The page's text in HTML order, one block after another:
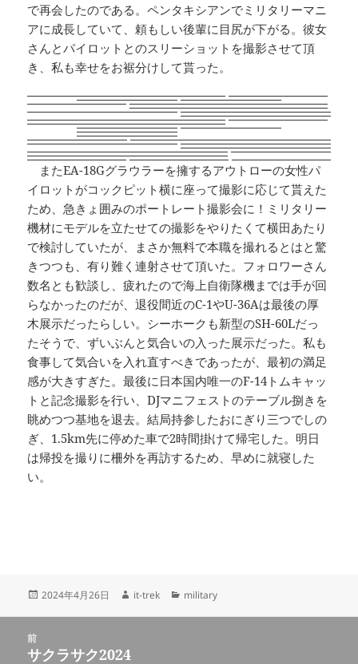
で再会したのである。ペンタキシアンでミリタリーマニ
アに成長していて、頼もしい後輩に目尻が下がる。彼女
さんとパイロットとのスリーショットを撮影させて頂
き、私も幸せをお裾分けして貰った。
またEA-18Gグラウラーを擁するアウトローの女性パ
イロットがコックピット横に座って撮影に応じて貰えた
ため、急きょ囲みのポートレート撮影会に！ミリタリー
機材にモデルを立たせての撮影をやりたくて横田あたり
で検討していたが、まさか無料で本職を撮れるとはと驚
きつつも、有り難く連射させて頂いた。フォロワーさん
数名とも歓談し、疲れたので海上自衛隊機までは手が回
らなかったのだが、退役間近のC-1やU-36Aは最後の厚
木展示だったらしい。シーホークも新型のSH-60Lだっ
たそうで、ずいぶんと気合いの入った展示だった。私も
食事して気合いを入れ直すべきであったが、最初の満足
感が大きすぎた。最後に日本国内唯一のF-14トムキャッ
トと記念撮影を行い、DJマニフェストのテーブル捌きを
眺めつつ基地を退去。結局持参したおにぎり三つでしの
ぎ、1.5km先に停めた車で2時間掛けて帰宅した。明日
は帰投を撮りに柵外を再訪するため、早めに就寝した
い。
投
2024年4月26日
作
it-trek
カ
military
前
前
サクラサク2024